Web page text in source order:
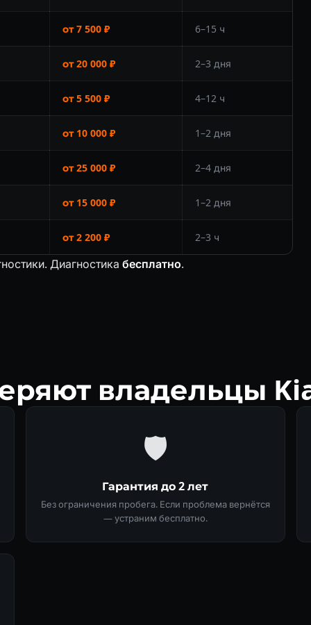
от 7 500 ₽ 6–15 ч
от 20 000 ₽ 2–3 дня
от 5 500 ₽ 4–12 ч
от 10 000 ₽ 1–2 дня
от 25 000 ₽ 2–4 дня
от 15 000 ₽ 1–2 дня
от 2 200 ₽ 2–3 ч
Диагностика бесплатно.
владельцы
🛡
Гарантия до 2 лет
Без ограничения пробега. Если проблема вернётся
— устраним бесплатно.